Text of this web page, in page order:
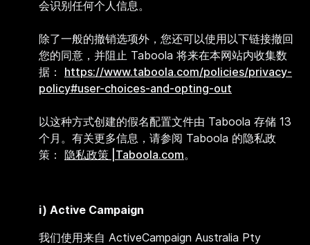
会识别任何个人信息。
除了一般的撤销选项外，您还可以使用以下链接撤回
您的同意，并阻止 Taboola 将来在本网站内收集数
据： https://www.taboola.com/policies/privacy-
policy#user-choices-and-opting-out
以这种方式创建的假名配置文件由 Taboola 存储 13
个月。有关更多信息，请参阅 Taboola 的隐私政
策： 隐私政策 |Taboola.com。
i) Active Campaign
我们使用来自 ActiveCampaign Australia Pty